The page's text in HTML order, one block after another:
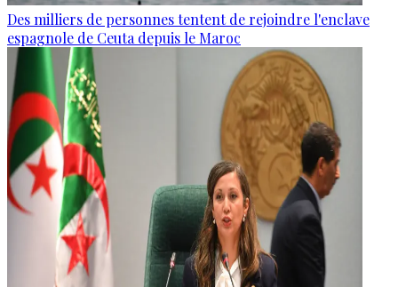
Des milliers de personnes tentent de rejoindre l'enclave
espagnole de Ceuta depuis le Maroc